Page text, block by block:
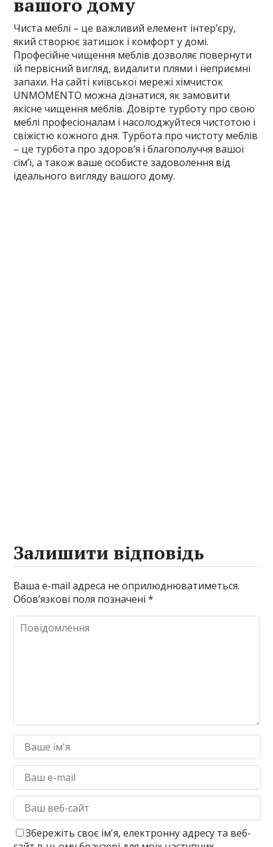
вашого дому
Чиста меблі – це важливий елемент інтер’єру,
який створює затишок і комфорт у домі.
Професійне чищення меблів дозволяє повернути
їй первісний вигляд, видалити плями і неприємні
запахи. На сайті київської мережі хімчисток
UNMOMENTO можна дізнатися, як замовити
якісне чищення меблів. Довірте турботу про свою
меблі професіоналам і насолоджуйтеся чистотою і
свіжістю кожного дня. Турбота про чистоту меблів
– це турбота про здоров’я і благополуччя вашої
сім’ї, а також ваше особисте задоволення від
ідеального вигляду вашого дому.
Залишити відповідь
Ваша e-mail адреса не оприлюднюватиметься.
Обов’язкові поля позначені*
Збережіть своє ім'я, електронну адресу та веб-